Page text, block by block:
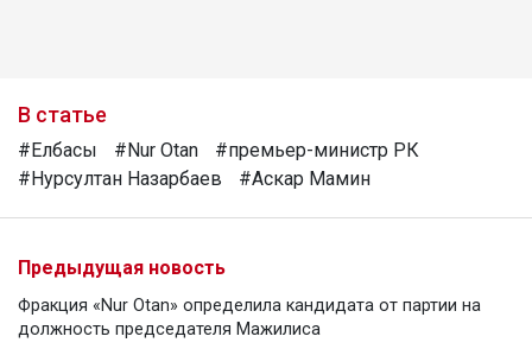
В статье
#Елбасы #Nur Otan
#премьер-министр РК
#Нурсултан Назарбаев
#Аскар Мамин
Предыдущая новость
Фракция «Nur Otan» определила кандидата от партии на
должность председателя Мажилиса